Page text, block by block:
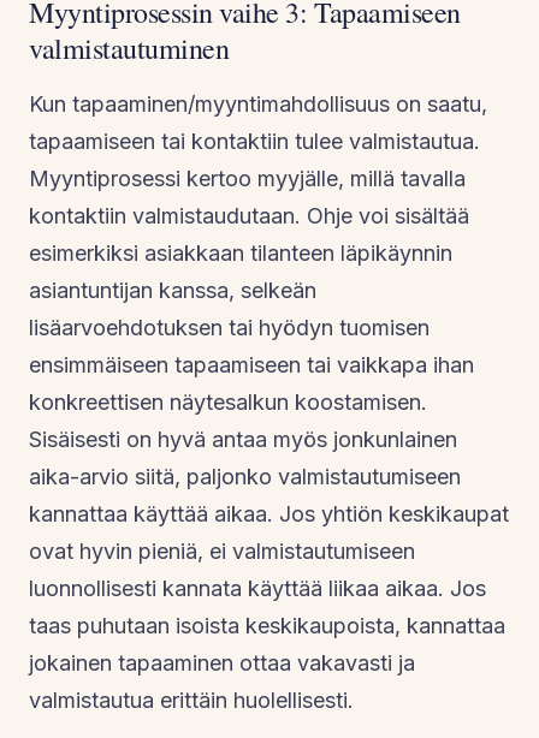
Myyntiprosessin vaihe 3: Tapaamiseen
valmistautuminen
Kun tapaaminen/myyntimahdollisuus on saatu,
tapaamiseen tai kontaktiin tulee valmistautua.
Myyntiprosessi kertoo myyjälle, millä tavalla
kontaktiin valmistaudutaan. Ohje voi sisältää
esimerkiksi asiakkaan tilanteen läpikäynnin
asiantuntijan kanssa, selkeän
lisäarvoehdotuksen tai hyödyn tuomisen
ensimmäiseen tapaamiseen tai vaikkapa ihan
konkreettisen näytesalkun koostamisen.
Sisäisesti on hyvä antaa myös jonkunlainen
aika-arvio siitä, paljonko valmistautumiseen
kannattaa käyttää aikaa. Jos yhtiön keskikaupat
ovat hyvin pieniä, ei valmistautumiseen
luonnollisesti kannata käyttää liikaa aikaa. Jos
taas puhutaan isoista keskikaupoista, kannattaa
jokainen tapaaminen ottaa vakavasti ja
valmistautua erittäin huolellisesti.